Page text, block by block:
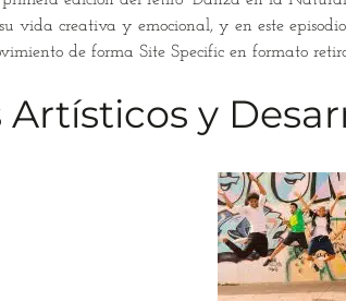
vida creativa y emocional, y en este
de forma Site Specific en formato
y